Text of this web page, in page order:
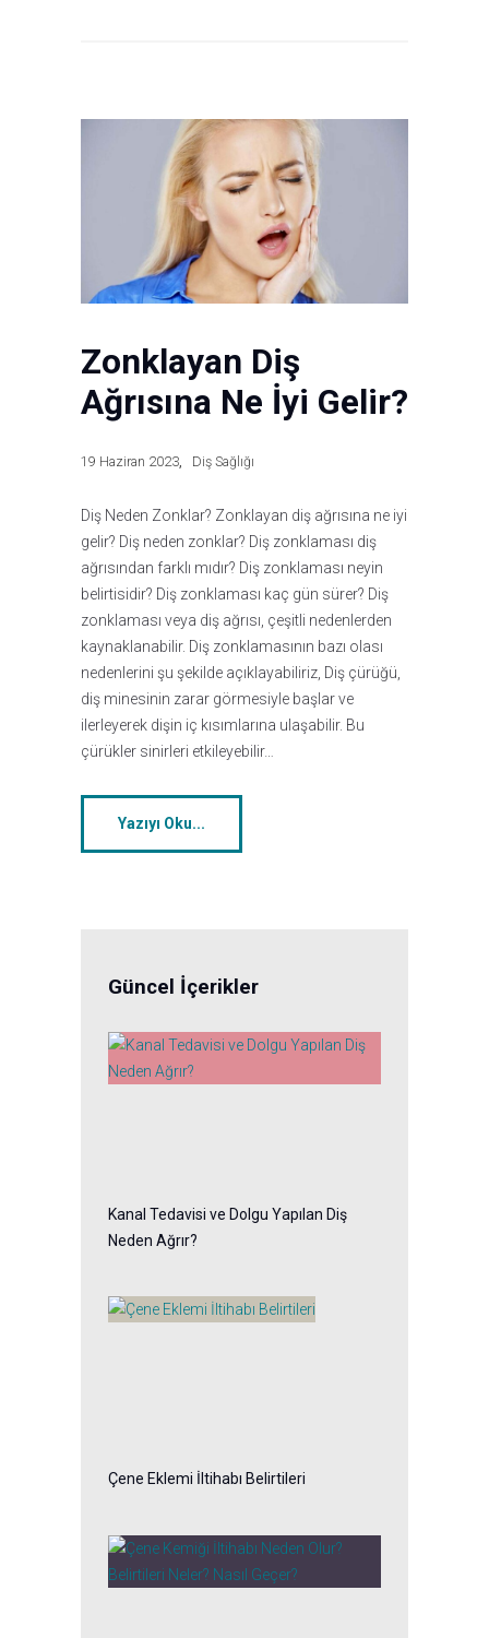
Zonklayan Diş
Ağrısına Ne İyi Gelir?
19 Haziran 2023 Diş Sağlığı
Diş Neden Zonklar? Zonklayan diş ağrısına ne iyi
gelir? Diş neden zonklar? Diş zonklaması diş
ağrısından farklı mıdır? Diş zonklaması neyin
belirtisidir? Diş zonklaması kaç gün sürer? Diş
zonklaması veya diş ağrısı, çeşitli nedenlerden
kaynaklanabilir. Diş zonklamasının bazı olası
nedenlerini şu şekilde açıklayabiliriz, Diş çürüğü,
diş minesinin zarar görmesiyle başlar ve
ilerleyerek dişin iç kısımlarına ulaşabilir. Bu
çürükler sinirleri etkileyebilir…
Yazıyı Oku...
Güncel İçerikler
Kanal Tedavisi ve Dolgu Yapılan Diş
Neden Ağrır?
Çene Eklemi İltihabı Belirtileri